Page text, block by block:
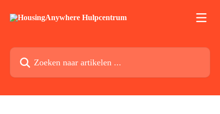
Zoeken naar artikelen ...